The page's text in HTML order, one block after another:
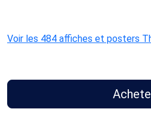
Voir les 484 affiches et posters